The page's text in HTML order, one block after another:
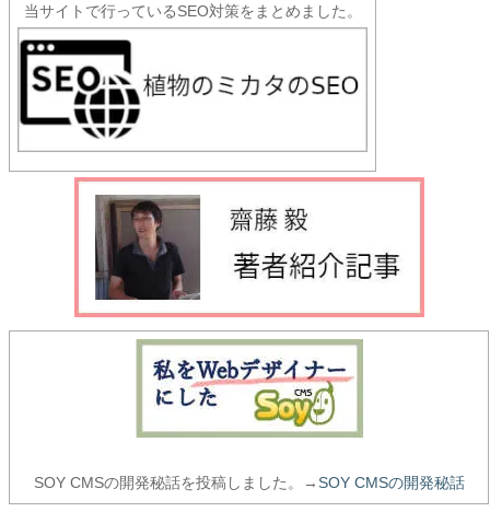
当サイトで行っているSEO対策をまとめました。
SOY CMSの開発秘話を投稿しました。→SOY CMSの開発秘話